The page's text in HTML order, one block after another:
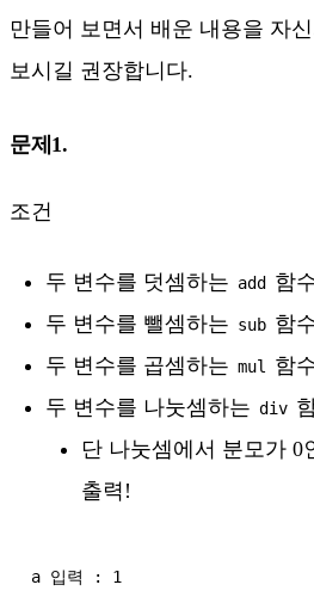
만들어 보면서 배운 내용을 자
보시길 권장합니다.
문제1.
조건
두 변수를 덧셈하는 add
함
두 변수를 뺄셈하는 sub 함
두 변수를 곱셈하는 mul 함
두 변수를 나눗셈하는 div
단 나눗셈에서 분모가 0
출력!
a 입력 : 1